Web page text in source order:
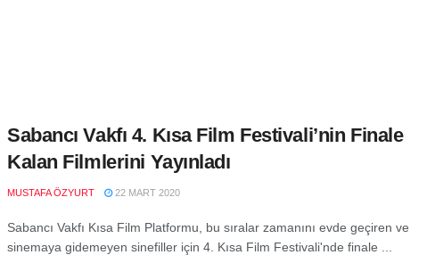
Sabancı Vakfı 4. Kısa Film Festivali’nin Finale
Kalan Filmlerini Yayınladı
MUSTAFA ÖZYURT 22 MART 2020
Sabancı Vakfı Kısa Film Platformu, bu sıralar zamanını evde geçiren ve
sinemaya gidemeyen sinefiller için 4. Kısa Film Festivali'nde finale ...